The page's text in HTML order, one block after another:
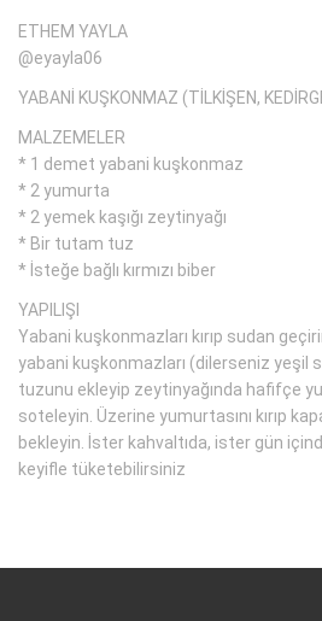
ETHEM YAYLA
@eyayla06
YABANİ KUŞKONMAZ (TİLKİŞEN,
MALZEMELER
* 1 demet yabani kuşkonmaz
* 2 yumurta
* 2 yemek kaşığı zeytinyağı
* Bir tutam tuz
* İsteğe bağlı kırmızı biber
YAPILIŞI
Yabani kuşkonmazları kırıp sudan
yabani kuşkonmazları (dilerseniz yeşil
tuzunu ekleyip zeytinyağında hafifçe
soteleyin. Üzerine yumurtasını kırıp
bekleyin. İster kahvaltıda, ister gün
keyifle tüketebilirsiniz